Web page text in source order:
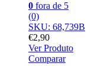
0 fora de 5
(0)
SKU: 68,739B
€2,90
Ver Produto
Comparar